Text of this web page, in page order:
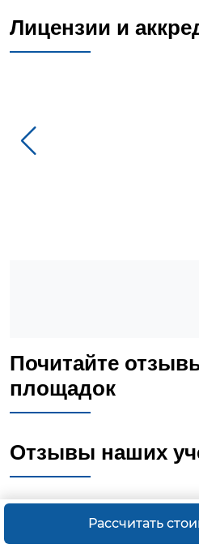
Лицензии и
Почитайте
площадок
Отзывы наших
Рассчитать